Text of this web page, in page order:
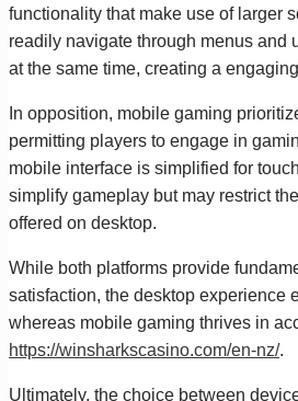
functionality that make use of larger
readily navigate through menus and
at the same time, creating a
In opposition, mobile gaming
permitting players to engage in
mobile interface is simplified for
simplify gameplay but may restrict
offered on desktop.
While both platforms provide
satisfaction, the desktop experience
whereas mobile gaming thrives in
https://winsharkscasino.com/en-nz/.
Ultimately, the choice between